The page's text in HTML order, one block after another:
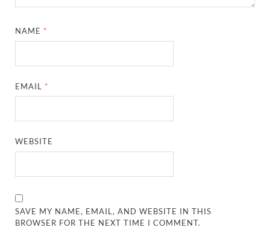
NAME *
EMAIL *
WEBSITE
SAVE MY NAME, EMAIL, AND WEBSITE IN THIS
BROWSER FOR THE NEXT TIME I COMMENT.